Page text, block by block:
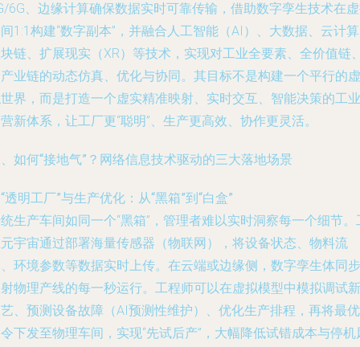
6G、边缘计算确保数据实时可靠传输，借助数字孪生技术在
1:1构建“数字副本”，并融合人工智能（AI）、大数据、云计
链、扩展现实（XR）等技术，实现对工业全要素、全价值链
业链的动态仿真、优化与协同。其目标不是构建一个平行的虚
界，而是打造一个虚实精准映射、实时交互、智能决策的工业
新体系 ，让工厂更“聪明”、生产更高效、协作更灵活。
如何“接地气”？网络信息技术驱动的三大落地场景
“透明工厂”与生产优化：从“黑箱”到“白盒”
生产车间如同一个“黑箱”，管理者难以实时洞察每一个细节。
宇宙通过部署海量传感器（物联网），将设备状态、物料流
环境参数等数据实时上传。在云端或边缘侧， 数字孪生体同步
物理产线的每一秒运行。工程师可以在虚拟模型中模拟调试新
、预测设备故障（AI预测性维护）、优化生产排程，再将最优
下发至物理车间，实现“先试后产”，大幅降低试错成本与停机